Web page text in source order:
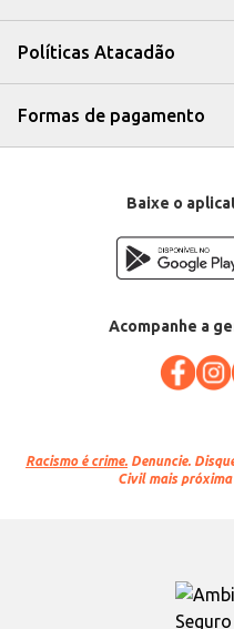
Políticas Atacadão
Formas de pagamento
Baixe o
Acompanhe a
Racismo é crime. Denuncie.
Civil mais